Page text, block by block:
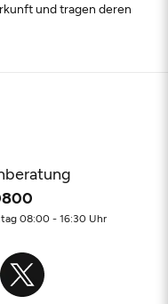
und tragen deren
08:00 - 16:30 Uhr